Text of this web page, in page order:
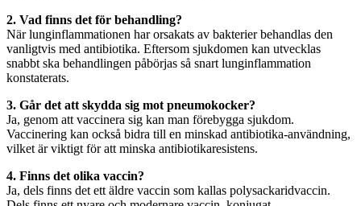
2. Vad finns det för behandling?
När lunginflammationen har orsakats av bakterier behandlas den
vanligtvis med antibiotika. Eftersom sjukdomen kan utvecklas
snabbt ska behandlingen påbörjas så snart lunginflammation
konstaterats.
3. Går det att skydda sig mot pneumokocker?
Ja, genom att vaccinera sig kan man förebygga sjukdom.
Vaccinering kan också bidra till en minskad antibiotika-användning,
vilket är viktigt för att minska antibiotikaresistens.
4. Finns det olika vaccin?
Ja, dels finns det ett äldre vaccin som kallas polysackaridvaccin.